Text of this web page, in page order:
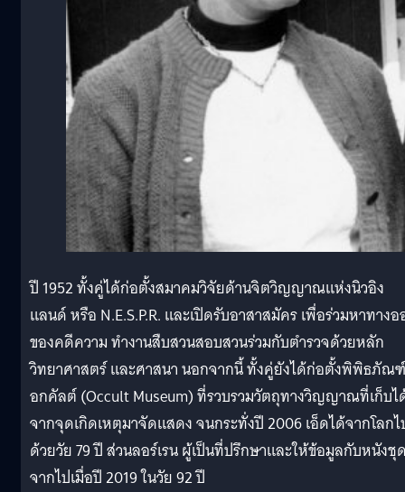
ปี 1952 ทั้งคู่ได้ก่อตั้งสมาคมวิจัยด้านจิตวิญญาณแห่งนิวอิง
แลนด์ หรือ N.E.S.P.R. และเปิดรับอาสาสมัคร เพื่อร่วมหาทาง
ของคดีความ ทำงานสืบสวนสอบสวนร่วมกับตำรวจด้วยหลัก
วิทยาศาสตร์ และศาสนา นอกจากนี้ ทั้งคู่ยังได้ก่อตั้งพิพิธภัณ
อกคัลต์ (Occult Museum) ที่รวบรวมวัตถุทางวิญญาณที่เก็บไ
จากจุดเกิดเหตุมาจัดแสดง จนกระทั่งปี 2006 เอ็ดได้จากโลก
ด้วยวัย 79 ปี ส่วนลอร์เรน ผู้เป็นที่ปรึกษาและให้ข้อมูลกับหนังชุ
จากไปเมื่อปี 2019 ในวัย 92 ปี